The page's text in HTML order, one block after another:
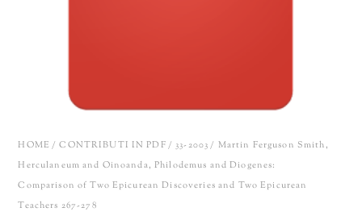
HOME /CONTRIBUTI IN PDF/33-2003/ Martin Ferguson Smith,
Herculaneum and Oinoanda, Philodemus and Diogenes:
Comparison of Two Epicurean Discoveries and Two Epicurean
Teachers 267-278